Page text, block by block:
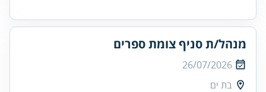
מנהל/ת סניף צומת ספרים
26/07/2026
בת ים